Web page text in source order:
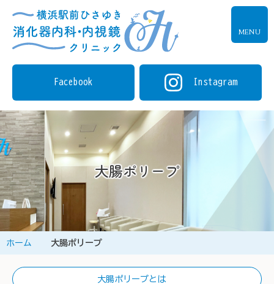
Facebook Instagram
大腸ポリープ
ホーム 大腸ポリープ
大腸ポリープとは
MENU